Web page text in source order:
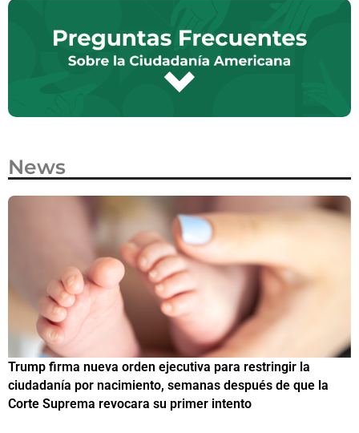
News
Trump firma nueva orden ejecutiva para restringir la
ciudadanía por nacimiento, semanas después de que la
Corte Suprema revocara su primer intento